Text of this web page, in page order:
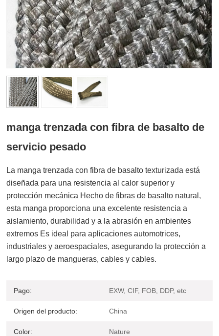
manga trenzada con fibra de basalto de
servicio pesado
La manga trenzada con fibra de basalto texturizada está
diseñada para una resistencia al calor superior y
protección mecánica Hecho de fibras de basalto natural,
esta manga proporciona una excelente resistencia a
aislamiento, durabilidad y a la abrasión en ambientes
extremos Es ideal para aplicaciones automotrices,
industriales y aeroespaciales, asegurando la protección a
largo plazo de mangueras, cables y cables.
Pago: EXW, CIF, FOB, DDP, etc
Origen del producto: China
Color: Nature